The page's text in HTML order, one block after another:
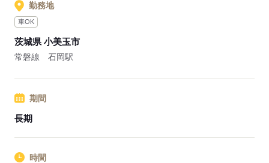
勤務地
車OK
茨城県 小美玉市
常磐線 石岡駅
期間
長期
時間